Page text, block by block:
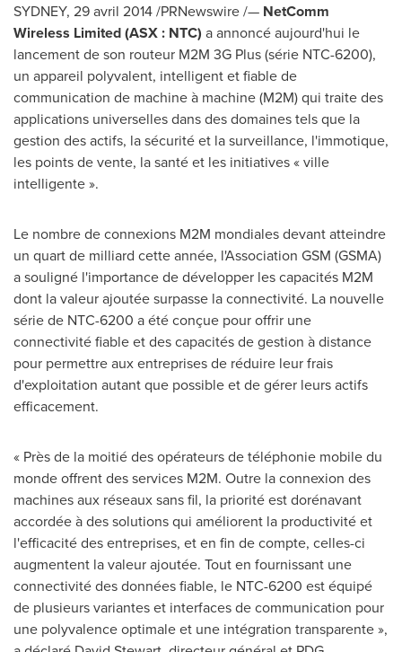
SYDNEY, 29 avril 2014 /PRNewswire /— NetComm
Wireless Limited (ASX : NTC) a annoncé aujourd'hui le
lancement de son routeur M2M 3G Plus (série NTC-6200),
un appareil polyvalent, intelligent et fiable de
communication de machine à machine (M2M) qui traite des
applications universelles dans des domaines tels que la
gestion des actifs, la sécurité et la surveillance, l'immotique,
les points de vente, la santé et les initiatives « ville
intelligente ».
Le nombre de connexions M2M mondiales devant atteindre
un quart de milliard cette année, l'Association GSM (GSMA)
a souligné l'importance de développer les capacités M2M
dont la valeur ajoutée surpasse la connectivité. La nouvelle
série de NTC-6200 a été conçue pour offrir une
connectivité fiable et des capacités de gestion à distance
pour permettre aux entreprises de réduire leur frais
d'exploitation autant que possible et de gérer leurs actifs
efficacement.
« Près de la moitié des opérateurs de téléphonie mobile du
monde offrent des services M2M. Outre la connexion des
machines aux réseaux sans fil, la priorité est dorénavant
accordée à des solutions qui améliorent la productivité et
l'efficacité des entreprises, et en fin de compte, celles-ci
augmentent la valeur ajoutée. Tout en fournissant une
connectivité des données fiable, le NTC-6200 est équipé
de plusieurs variantes et interfaces de communication pour
une polyvalence optimale et une intégration transparente »,